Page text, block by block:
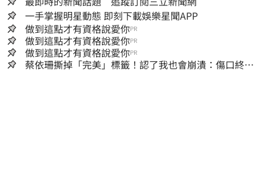
一手掌握明星動態 即刻下載娛樂星聞APP
做到這點才有資格說愛你PR
做到這點才有資格說愛你PR
做到這點才有資格說愛你PR
蔡依珊撕掉「完美」標籤！認了我也會崩潰：傷口終究